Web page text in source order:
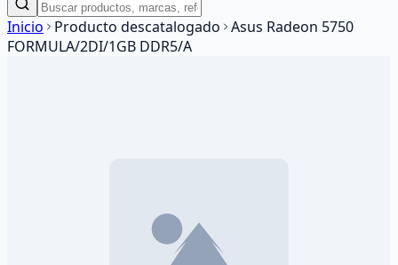
Inicio Producto descatalogado Asus Radeon 5750
FORMULA/2DI/1GB DDR5/A